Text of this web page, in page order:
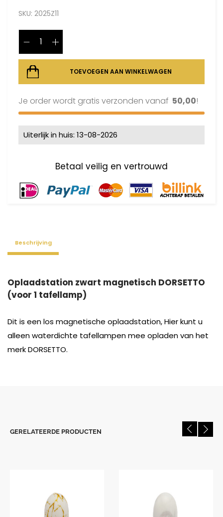
SKU: 2025Z11
TOEVOEGEN AAN WINKELWAGEN
Je order wordt gratis verzonden vanaf 50,00!
Uiterlijk in huis: 13-08-2026
Beschrijving
Oplaadstation zwart magnetisch DORSETTO
(voor 1 tafellamp)
Dit is een los magnetische oplaadstation, Hier kunt u
alleen waterdichte tafellampen mee opladen van het
merk DORSETTO.
GERELATEERDE PRODUCTEN